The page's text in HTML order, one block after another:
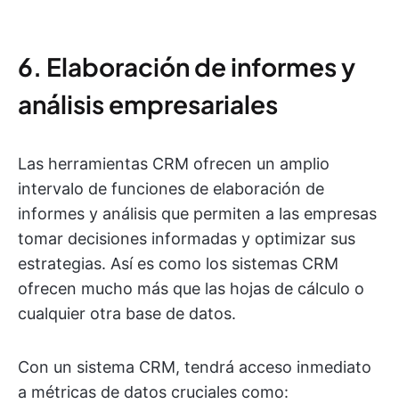
6. Elaboración de informes y
análisis empresariales
Las herramientas CRM ofrecen un amplio
intervalo de funciones de elaboración de
informes y análisis que permiten a las empresas
tomar decisiones informadas y optimizar sus
estrategias. Así es como los sistemas CRM
ofrecen mucho más que las hojas de cálculo o
cualquier otra base de datos.
Con un sistema CRM, tendrá acceso inmediato
a métricas de datos cruciales como: